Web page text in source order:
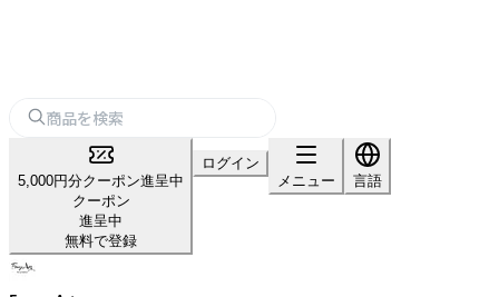
5,000円分クーポン進呈中
クーポン
進呈中
無料で登録
ログイン
メニュー
言語